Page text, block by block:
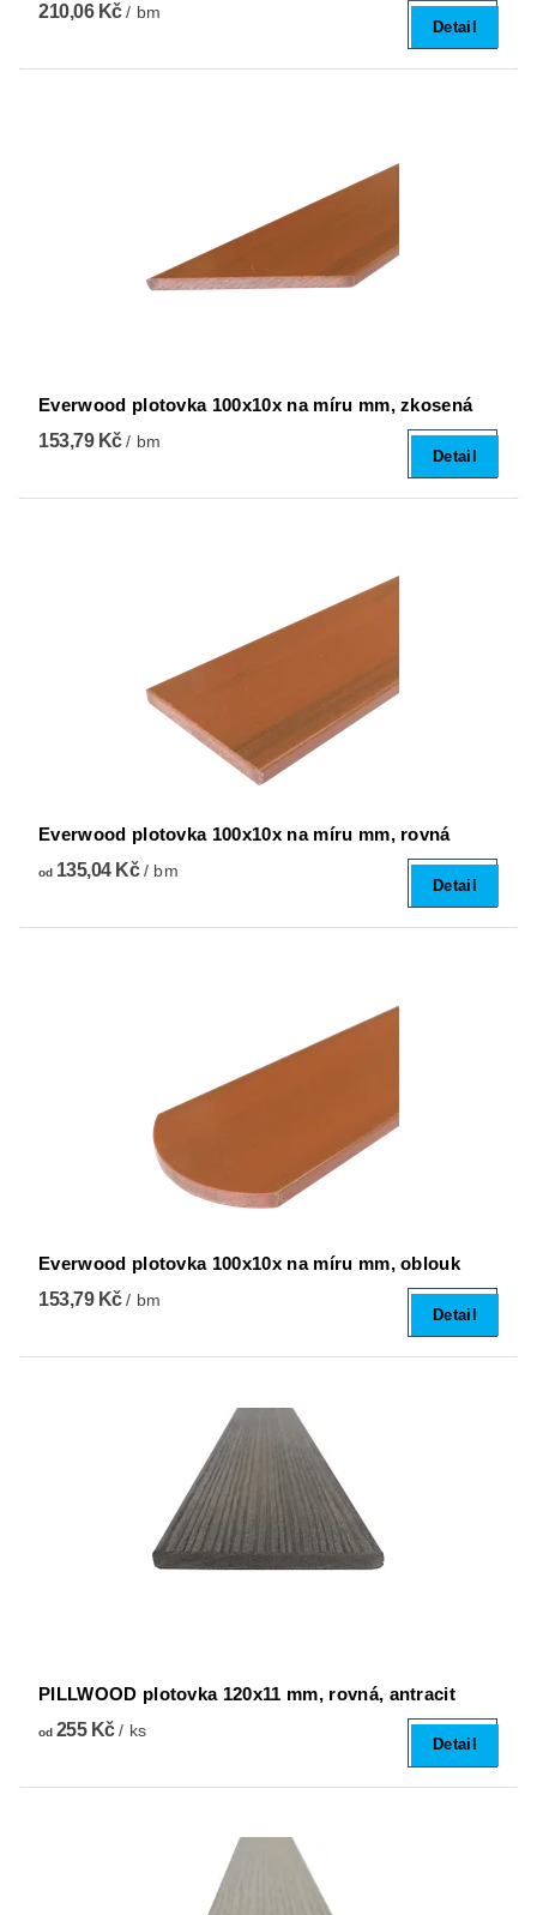
210,06 Kč/ bm
Detail
Everwood plotovka 100x10x na míru mm, zkosená
153,79 Kč/ bm
Detail
Everwood plotovka 100x10x na míru mm, rovná
od135,04 Kč/ bm
Detail
Everwood plotovka 100x10x na míru mm, oblouk
153,79 Kč/ bm
Detail
PILLWOOD plotovka 120x11 mm, rovná, antracit
od255 Kč/ ks
Detail